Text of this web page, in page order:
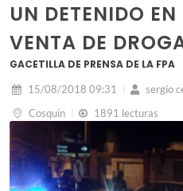
UN DETENIDO
VENTA DE
GACETILLA DE PRENSA DE LA FPA
15/08/2018 09:31 sergio
Cosquin
1891 lecturas